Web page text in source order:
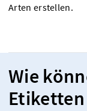
Arten erstellen.
Wie